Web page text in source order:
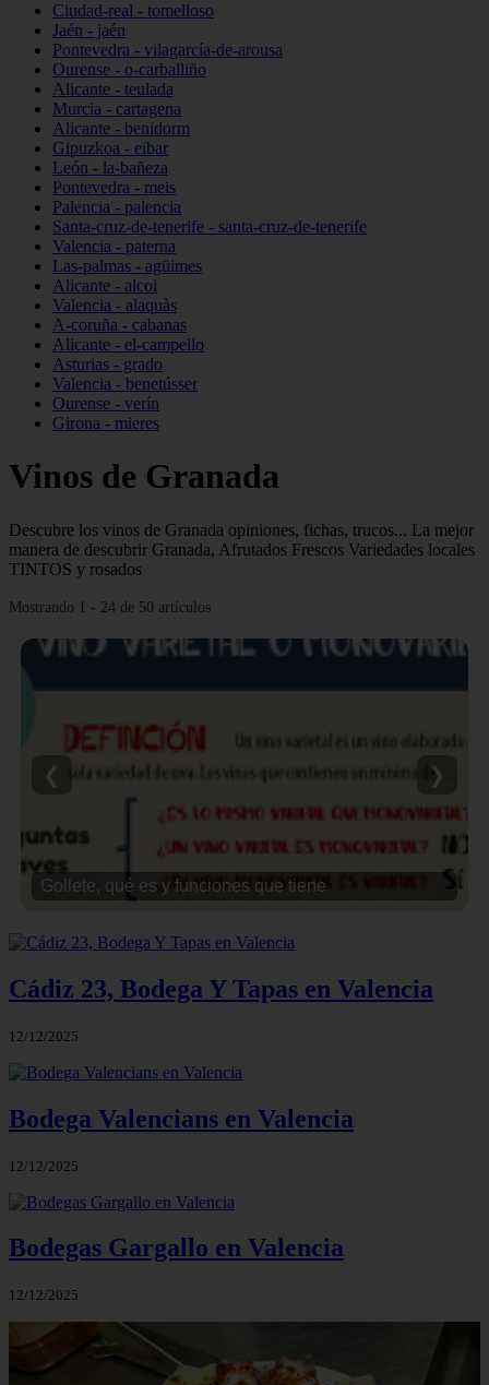
Ciudad-real - tomelloso
Jaén - jaén
Pontevedra - vilagarcía-de-arousa
Ourense - o-carballiño
Alicante - teulada
Murcia - cartagena
Alicante - benidorm
Gipuzkoa - eibar
León - la-bañeza
Pontevedra - meis
Palencia - palencia
Santa-cruz-de-tenerife - santa-cruz-de-tenerife
Valencia - paterna
Las-palmas - agüimes
Alicante - alcoi
Valencia - alaquàs
A-coruña - cabanas
Alicante - el-campello
Asturias - grado
Valencia - benetússer
Ourense - verín
Girona - mieres
Vinos de Granada
Descubre los vinos de Granada opiniones, fichas, trucos... La mejor
manera de descubrir Granada, Afrutados Frescos Variedades locales
TINTOS y rosados
Mostrando 1 - 24 de 50 artículos
Gollete, qué es y funciones que tiene
❮ ❯
Cádiz 23, Bodega Y Tapas en Valencia
12/12/2025
Bodega Valencians en Valencia
12/12/2025
Bodegas Gargallo en Valencia
12/12/2025